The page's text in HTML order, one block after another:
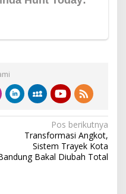
Pos berikutnya
Transformasi Angkot,
Sistem Trayek Kota
Bakal Diubah Total